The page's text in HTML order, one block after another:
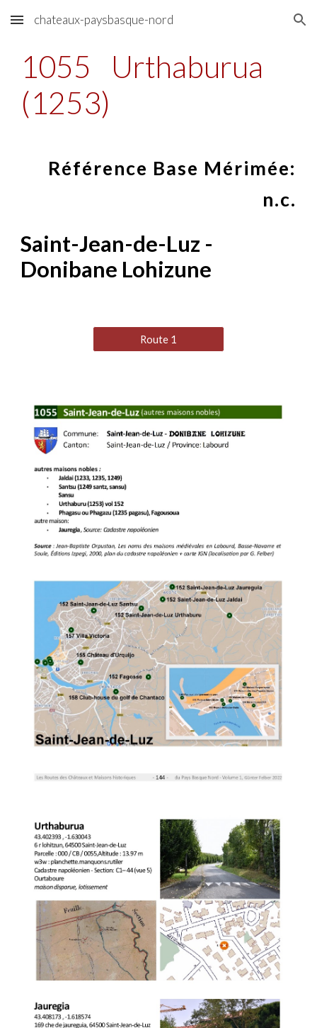
Skip to main content Skip to navigation
chateaux-paysbasque-nord
1055
Urthaburua
(1253)
Référence Base Mérimée:
n.c.
Saint-Jean-de-Luz -
Donibane Lohizune
Route 1